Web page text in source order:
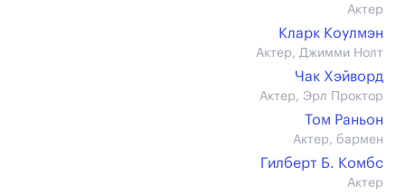
Актер
Кларк Коулмэн
Актер, Джимми Нолт
Чак Хэйворд
Актер, Эрл Проктор
Том Раньон
Актер, бармен
Гилберт Б. Комбс
Актер